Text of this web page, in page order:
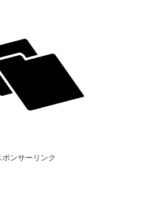
ポンサーリンク